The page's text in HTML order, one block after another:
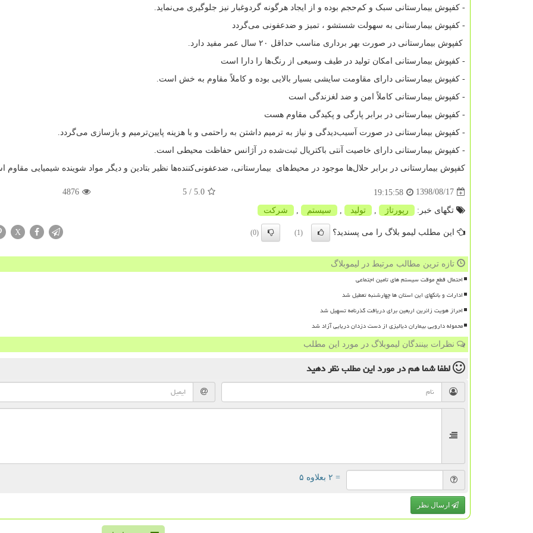
- کفپوش بیمارستانی سبک و کم‌حجم بوده و از ایجاد هرگونه گردوغبار نیز جلوگیری می‌نماید.
- کفپوش بیمارستانی به سهولت شستشو ، تمیز و ضدعفونی می‌گردد
کفپوش بیمارستانی در صورت بهر برداری مناسب حداقل ۲۰ سال عمر مفید دارد.
- کفپوش بیمارستانی امکان تولید در طیف وسیعی از رنگ‌ها را دارا است
- کفپوش بیمارستانی دارای مقاومت سایشی بسیار بالایی بوده و کاملاً مقاوم به خش است.
- کفپوش بیمارستانی کاملاً امن و ضد لغزندگی است
- کفپوش بیمارستانی در برابر پارگی و پکیدگی مقاوم هست
- کفپوش بیمارستانی در صورت آسیب‌دیدگی و نیاز به ترمیم داشتن به راحتمی و با هزینه پایین‌ترمیم و بازسازی می‌گردد.
- کفپوش بیمارستانی دارای خاصیت آنتی باکتریال ثبت‌شده در آژانس حفاظت محیطی است.
کفپوش بیمارستانی در برابر حلال‌ها موجود در محیط‌های بیمارستانی، ضدعفونی‌کننده‌ها نظیر بتادین و دیگر مواد شوینده شیمیایی مقاوم
1398/08/17
19:15:58
5.0
/ 5
4876
تگهای خبر: رپورتاژ تولید سیستم شركت
این مطلب لیمو بلاگ را می پسندید؟ (1)
(0)
X
تازه ترین مطالب مرتبط در لیموبلاگ
احتمال قطع موقت سیستم های تامین اجتماعی
ادارات و بانکهای این استان ها چهارشنبه تعطیل شد
احراز هویت زائرین اربعین برای دریافت گذرنامه تسهیل شد
محموله دارویی بیماران دیالیزی از دست دزدان دریایی آزاد شد
نظرات بینندگان لیموبلاگ در مورد این مطلب
لطفا شما همدر مورد این مطلبنظر دهید
= ۲ بعلاوه ۵
ارسال نظر